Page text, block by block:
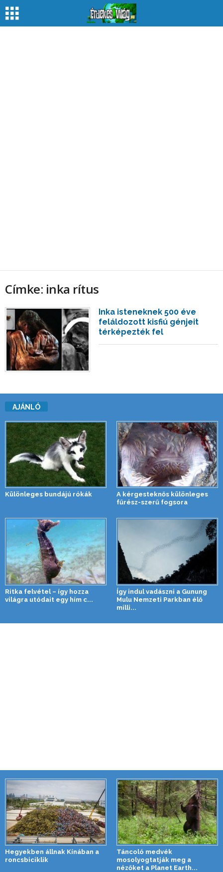
Címke: inka rítus
Inka isteneknek 500 éve
feláldozott kisfiú génjeit
térképezték fel
AJÁNLÓ
Különleges bundájú rókák
A kérgesteknős különleges
fűrész-szerű fogsora
Ritka felvétel – így hozza
világra utódait egy hím c...
Így indul vadászni a Gunung
Mulu Nemzeti Parkban élő
milli...
Hegyekben állnak Kínában a
roncsbiciklik
Táncoló medvék
mosolyogtatják meg a
nézőket a Planet Earth...